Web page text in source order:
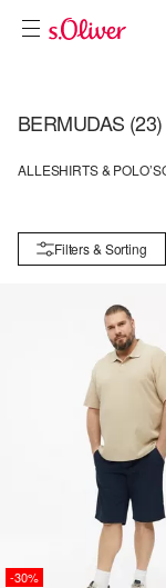
BERMUDAS (23)
ALLESHIRTS & POLO’S
Filters & Sorting
-30%